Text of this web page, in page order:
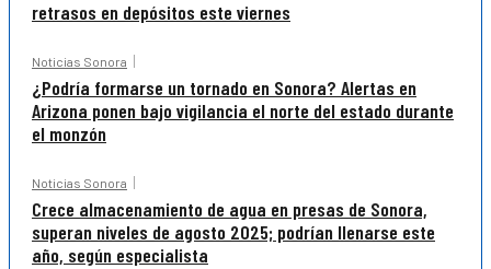
retrasos en depósitos este viernes
Noticias Sonora
¿Podría formarse un tornado en Sonora? Alertas en
Arizona ponen bajo vigilancia el norte del estado durante
el monzón
Noticias Sonora
Crece almacenamiento de agua en presas de Sonora,
superan niveles de agosto 2025; podrían llenarse este
año, según especialista